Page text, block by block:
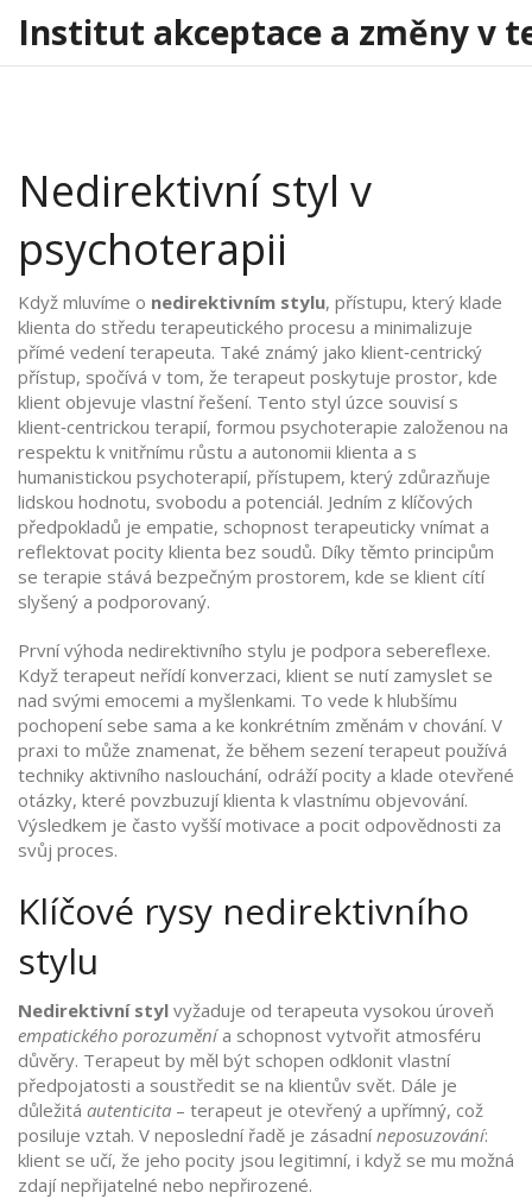
Institut akceptace a změny v
Nedirektivní styl v
psychoterapii
Když mluvíme o nedirektivním stylu, přístupu, který klade
klienta do středu terapeutického procesu a minimalizuje
přímé vedení terapeuta. Také známý jako klient‑centrický
přístup, spočívá v tom, že terapeut poskytuje prostor, kde
klient objevuje vlastní řešení. Tento styl úzce souvisí s
klient‑centrickou terapií, formou psychoterapie založenou na
respektu k vnitřnímu růstu a autonomii klienta a s
humanistickou psychoterapií, přístupem, který zdůrazňuje
lidskou hodnotu, svobodu a potenciál. Jedním z klíčových
předpokladů je empatie, schopnost terapeuticky vnímat a
reflektovat pocity klienta bez soudů. Díky těmto principům
se terapie stává bezpečným prostorem, kde se klient cítí
slyšený a podporovaný.
První výhoda nedirektivního stylu je podpora sebereflexe.
Když terapeut neřídí konverzaci, klient se nutí zamyslet se
nad svými emocemi a myšlenkami. To vede k hlubšímu
pochopení sebe sama a ke konkrétním změnám v chování. V
praxi to může znamenat, že během sezení terapeut používá
techniky aktivního naslouchání, odráží pocity a klade otevřené
otázky, které povzbuzují klienta k vlastnímu objevování.
Výsledkem je často vyšší motivace a pocit odpovědnosti za
svůj proces.
Klíčové rysy nedirektivního
stylu
Nedirektivní styl vyžaduje od terapeuta vysokou úroveň
empatického porozuměnía schopnost vytvořit atmosféru
důvěry. Terapeut by měl být schopen odklonit vlastní
předpojatosti a soustředit se na klientův svět. Dále je
důležitá autenticita – terapeut je otevřený a upřímný, což
posiluje vztah. V neposlední řadě je zásadníneposuzování:
klient se učí, že jeho pocity jsou legitimní, i když se mu možná
zdají nepřijatelné nebo nepřirozené.